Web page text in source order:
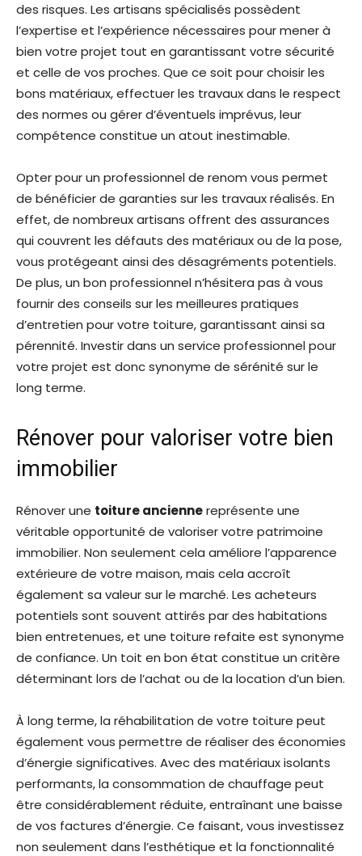
des risques. Les artisans spécialisés possèdent
l’expertise et l’expérience nécessaires pour mener à
bien votre projet tout en garantissant votre sécurité
et celle de vos proches. Que ce soit pour choisir les
bons matériaux, effectuer les travaux dans le respect
des normes ou gérer d’éventuels imprévus, leur
compétence constitue un atout inestimable.
Opter pour un professionnel de renom vous permet
de bénéficier de garanties sur les travaux réalisés. En
effet, de nombreux artisans offrent des assurances
qui couvrent les défauts des matériaux ou de la pose,
vous protégeant ainsi des désagréments potentiels.
De plus, un bon professionnel n’hésitera pas à vous
fournir des conseils sur les meilleures pratiques
d’entretien pour votre toiture, garantissant ainsi sa
pérennité. Investir dans un service professionnel pour
votre projet est donc synonyme de sérénité sur le
long terme.
Rénover pour valoriser votre bien
immobilier
Rénover une toiture anciennereprésente une
véritable opportunité de valoriser votre patrimoine
immobilier. Non seulement cela améliore l’apparence
extérieure de votre maison, mais cela accroît
également sa valeur sur le marché. Les acheteurs
potentiels sont souvent attirés par des habitations
bien entretenues, et une toiture refaite est synonyme
de confiance. Un toit en bon état constitue un critère
déterminant lors de l’achat ou de la location d’un bien.
À long terme, la réhabilitation de votre toiture peut
également vous permettre de réaliser des économies
d’énergie significatives. Avec des matériaux isolants
performants, la consommation de chauffage peut
être considérablement réduite, entraînant une baisse
de vos factures d’énergie. Ce faisant, vous investissez
non seulement dans l’esthétique et la fonctionnalité